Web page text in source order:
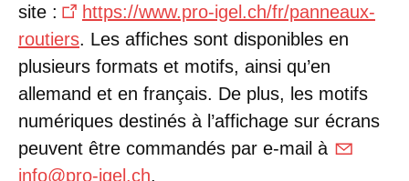
site :
https://www.pro-igel.ch/fr/panneaux-
routiers. Les affiches sont disponibles en
plusieurs formats et motifs, ainsi qu’en
allemand et en français. De plus, les motifs
numériques destinés à l’affichage sur écrans
peuvent être commandés par e-mail à
info@pro-igel.ch.